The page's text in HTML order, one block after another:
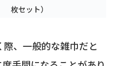
枚セット）
、一般的な雑巾だと